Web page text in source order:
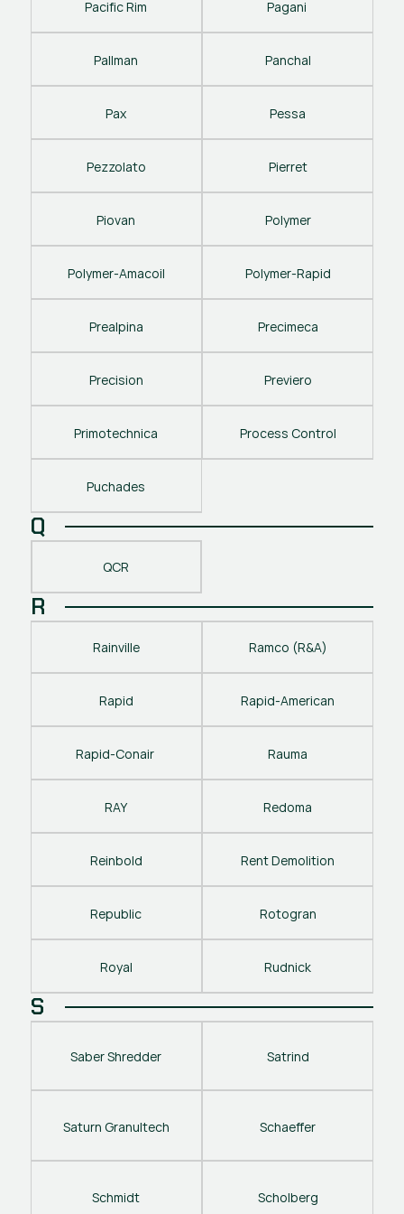
Pacific Rim Pagani
Pallman Panchal
Pax Pessa
Pezzolato Pierret
Piovan Polymer
Polymer-Amacoil Polymer-Rapid
Prealpina Precimeca
Precision Previero
Primotechnica Process Control
Puchades
Q
QCR
R
Rainville Ramco (R&A)
Rapid Rapid-American
Rapid-Conair Rauma
RAY Redoma
Reinbold Rent Demolition
Republic Rotogran
Royal Rudnick
S
Saber Shredder Satrind
Saturn Granultech Schaeffer
Schmidt Scholberg